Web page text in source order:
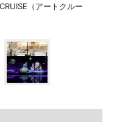
（アートクルー